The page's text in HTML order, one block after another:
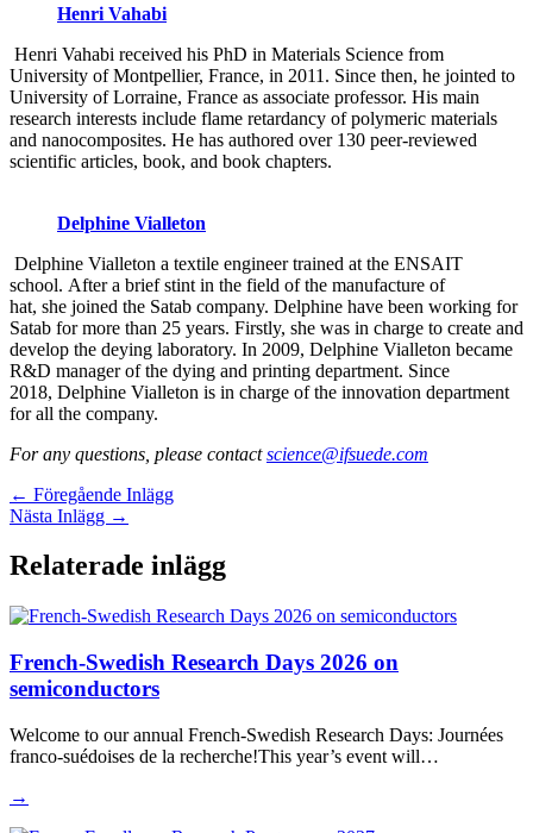
Henri Vahabi
Henri Vahabi received his PhD in Materials Science from
University of Montpellier, France, in 2011. Since then, he jointed to
University of Lorraine, France as associate professor. His main
research interests include flame retardancy of polymeric materials
and nanocomposites. He has authored over 130 peer-reviewed
scientific articles, book, and book chapters.
Delphine Vialleton
Delphine Vialleton a textile engineer trained at the ENSAIT
school. After a brief stint in the field of the manufacture of
hat, she joined the Satab company. Delphine have been working for
Satab for more than 25 years. Firstly, she was in charge to create and
develop the deying laboratory. In 2009, Delphine Vialleton became
R&D manager of the dying and printing department. Since
2018, Delphine Vialleton is in charge of the innovation department
for all the company.
For any questions, please contactscience@ifsuede.com
← Föregående Inlägg
Nästa Inlägg →
Relaterade inlägg
French-Swedish Research Days 2026 on
semiconductors
Welcome to our annual French-Swedish Research Days: Journées
franco-suédoises de la recherche!This year’s event will…
→